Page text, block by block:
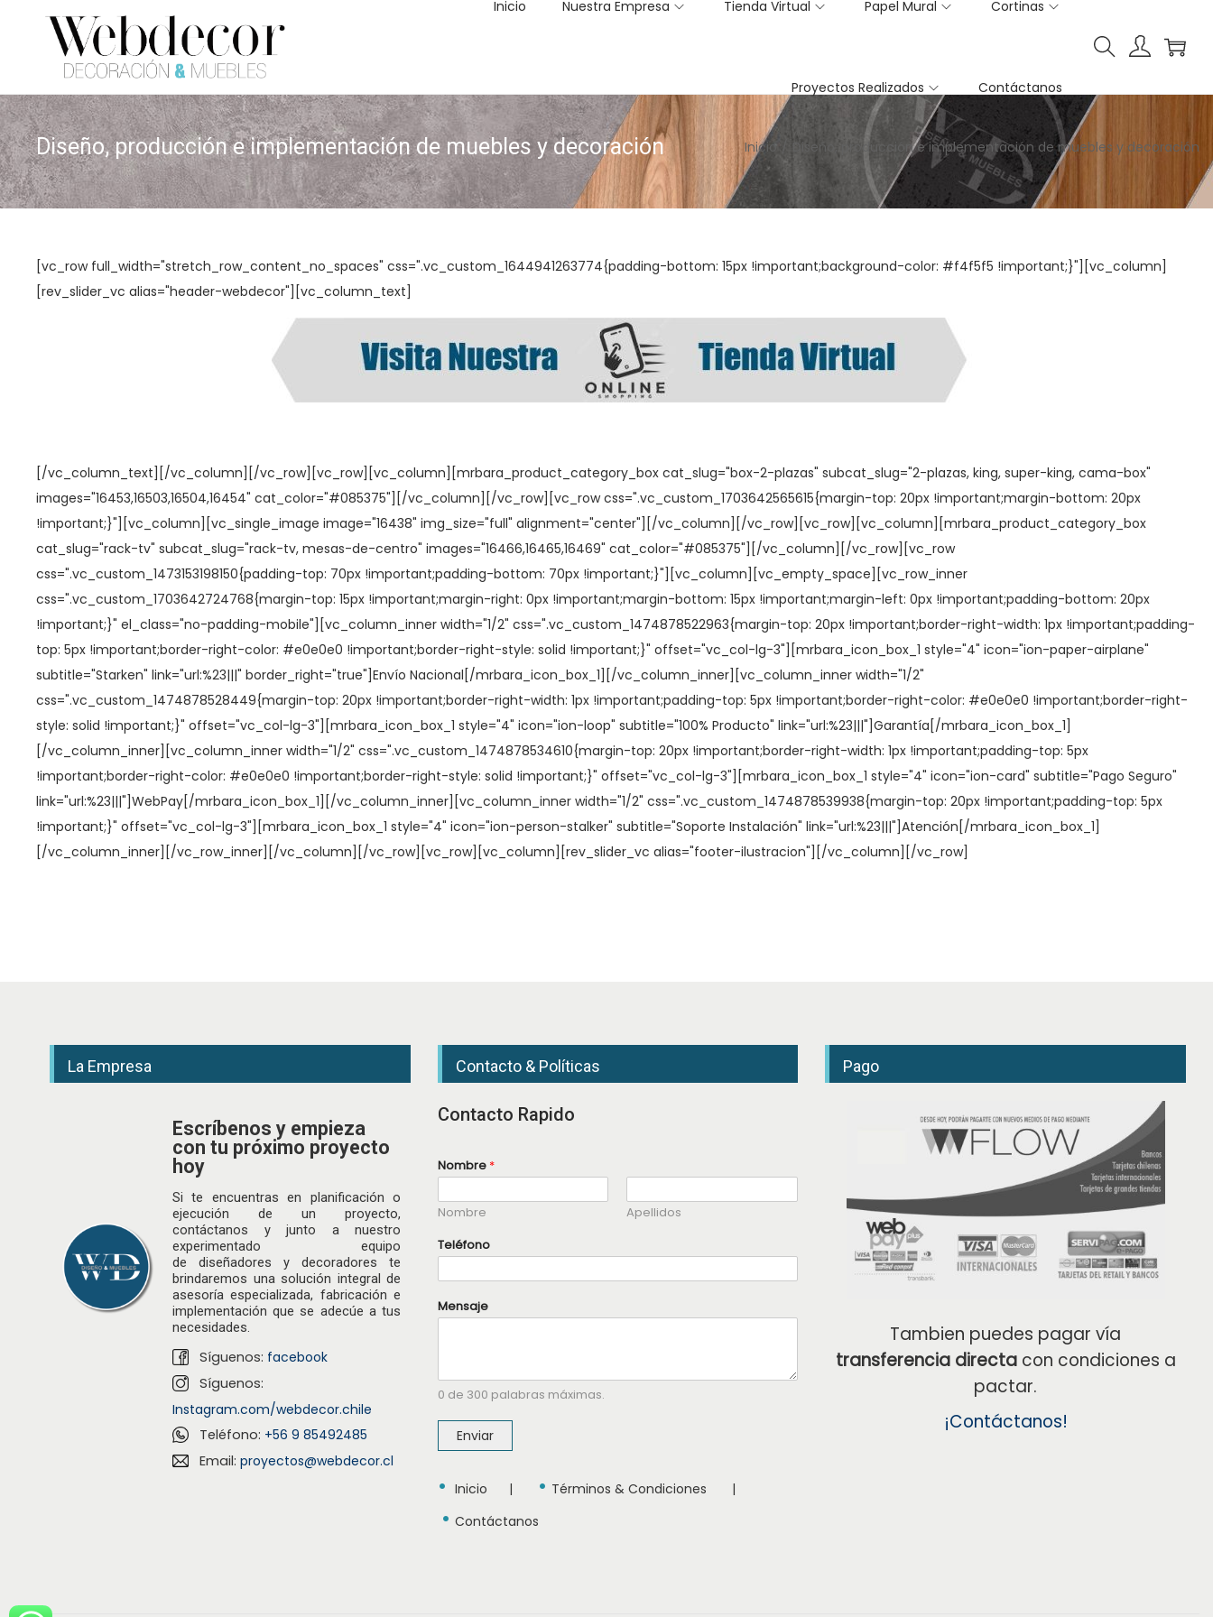
l
t
a
r
a
a
n
i
l
t
a
r
a
c
o
o
Inicio Nuestra Empresa Tienda Virtual Papel Mural Cortinas
Proyectos Realizados Contáctanos
Diseño, producción e implementación de muebles y decoración Inicio Diseño, producción e implementación de muebles y decoración
[vc_row full_width="stretch_row_content_no_spaces" css=".vc_custom_1644941263774{padding-bottom: 15px !important;background-color: #f4f5f5 !important;}"][vc_column]
[rev_slider_vc alias="header-webdecor"][vc_column_text]
En resumen, jugar en casinos online en dólares en Chile bonoscasino.cl/casinos-en-dolares-usdproporciona una experiencia de juego emocionante, segura y conveniente, con la
posibilidad de disfrutar de una variedad de juegos y aprovechar bonificaciones exclusivas en una moneda estable. Estos casinos también suelen contar con una plataforma de juego
segura y confiable, garantizando la protección de los datos personales y financieros de los jugadores. Además, muchos de ellos ofrecen opciones de juego móvil, lo que permite a los
jugadores disfrutar de sus juegos favoritos desde cualquier lugar y en cualquier momento. La popularidad de los casinos online en dólares en Chile sigue creciendo, ya que ofrecen una
alternativa conveniente y emocionante a los casinos físicos tradicionales. Con una amplia gama de opciones de juego, bonificaciones atractivas y una experiencia de juego segura,
estos casinos son una opción atractiva para los jugadores chilenos que buscan disfrutar del emocionante mundo del juego en línea.
[/vc_column_text][/vc_column][/vc_row][vc_row][vc_column][mrbara_product_category_box cat_slug="box-2-plazas" subcat_slug="2-plazas, king, super-king, cama-box"
images="16453,16503,16504,16454" cat_color="#085375"][/vc_column][/vc_row][vc_row css=".vc_custom_1703642565615{margin-top: 20px !important;margin-bottom: 20px
!important;}"][vc_column][vc_single_image image="16438" img_size="full" alignment="center"][/vc_column][/vc_row][vc_row][vc_column][mrbara_product_category_box
cat_slug="rack-tv" subcat_slug="rack-tv, mesas-de-centro" images="16466,16465,16469" cat_color="#085375"][/vc_column][/vc_row][vc_row
css=".vc_custom_1473153198150{padding-top: 70px !important;padding-bottom: 70px !important;}"][vc_column][vc_empty_space][vc_row_inner
css=".vc_custom_1703642724768{margin-top: 15px !important;margin-right: 0px !important;margin-bottom: 15px !important;margin-left: 0px !important;padding-bottom: 20px
!important;}" el_class="no-padding-mobile"][vc_column_inner width="1/2" css=".vc_custom_1474878522963{margin-top: 20px !important;border-right-width: 1px !important;padding-
top: 5px !important;border-right-color: #e0e0e0 !important;border-right-style: solid !important;}" offset="vc_col-lg-3"][mrbara_icon_box_1 style="4" icon="ion-paper-airplane"
subtitle="Starken" link="url:%23|||" border_right="true"]Envío Nacional[/mrbara_icon_box_1][/vc_column_inner][vc_column_inner width="1/2"
css=".vc_custom_1474878528449{margin-top: 20px !important;border-right-width: 1px !important;padding-top: 5px !important;border-right-color: #e0e0e0 !important;border-right-
style: solid !important;}" offset="vc_col-lg-3"][mrbara_icon_box_1 style="4" icon="ion-loop" subtitle="100% Producto" link="url:%23|||"]Garantía[/mrbara_icon_box_1]
[/vc_column_inner][vc_column_inner width="1/2" css=".vc_custom_1474878534610{margin-top: 20px !important;border-right-width: 1px !important;padding-top: 5px
!important;border-right-color: #e0e0e0 !important;border-right-style: solid !important;}" offset="vc_col-lg-3"][mrbara_icon_box_1 style="4" icon="ion-card" subtitle="Pago Seguro"
link="url:%23|||"]WebPay[/mrbara_icon_box_1][/vc_column_inner][vc_column_inner width="1/2" css=".vc_custom_1474878539938{margin-top: 20px !important;padding-top: 5px
!important;}" offset="vc_col-lg-3"][mrbara_icon_box_1 style="4" icon="ion-person-stalker" subtitle="Soporte Instalación" link="url:%23|||"]Atención[/mrbara_icon_box_1]
[/vc_column_inner][/vc_row_inner][/vc_column][/vc_row][vc_row][vc_column][rev_slider_vc alias="footer-ilustracion"][/vc_column][/vc_row]
La Empresa
Escríbenos y empieza
con tu próximo proyecto
hoy
Si te encuentras en planificación o
ejecución de un proyecto,
contáctanos y junto a nuestro
experimentado equipo
de diseñadores y decoradores te
brindaremos una solución integral de
asesoría especializada, fabricación e
implementación que se adecúe a tus
necesidades.
Síguenos: facebook
Síguenos:
Instagram.com/webdecor.chile
Teléfono: +56 9 85492485
Email: proyectos@webdecor.cl
Contacto & Políticas
Contacto Rapido
Nombre *
Nombre
Apellidos
o
b
e
*
s
a
e
Teléfono
Mensaje
0 de 300 palabras máximas.
Enviar
• Inicio | • Términos & Condiciones |
• Contáctanos
Pago
Tambien puedes pagar vía
transferencia directacon condiciones a
pactar.
¡Contáctanos!